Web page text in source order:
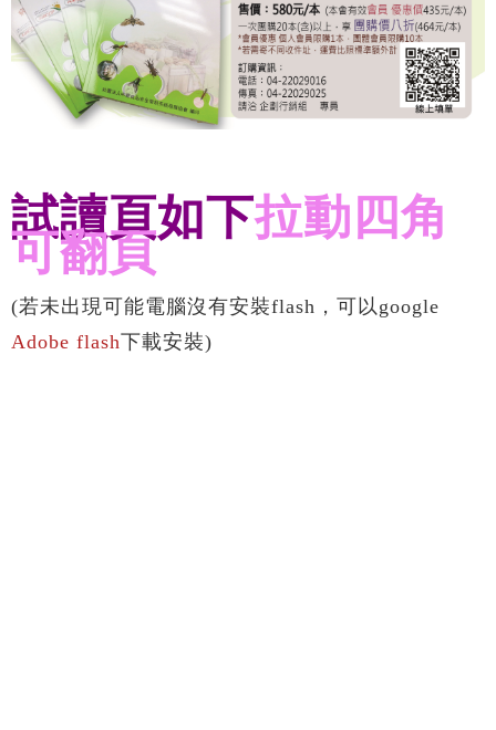
試讀頁如下拉動四角
可翻頁
(若未出現可能電腦沒有安裝flash，可以google
Adobe flash下載安裝)